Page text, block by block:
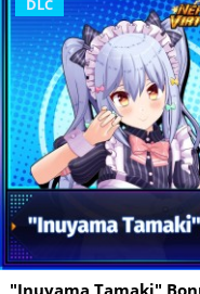
DLC
"Inuyama Tamaki"